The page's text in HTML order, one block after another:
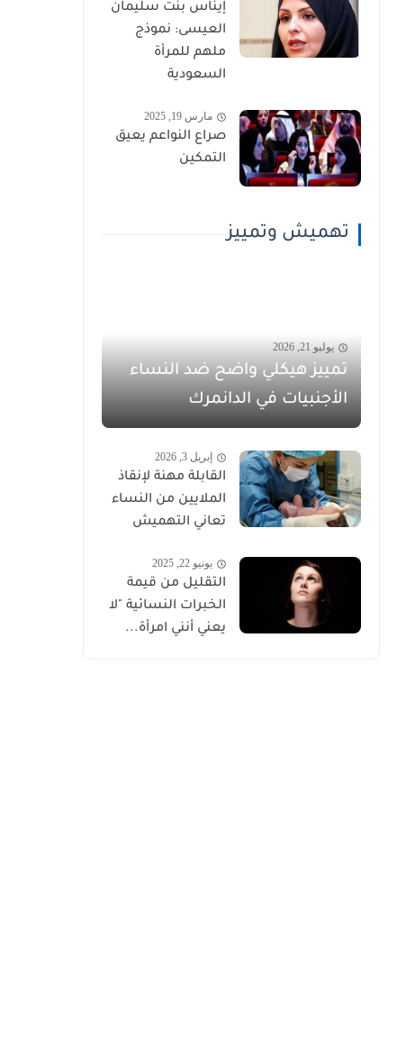
إيناس بنت سليمان
العيسى: نموذج
ملهم للمرأة
السعودية
مارس 19, 2025
صراع النواعم يعيق
التمكين
تهميش وتمييز
يوليو 21, 2026
تمييز هيكلي واضح ضد النساء
الأجنبيات في الدانمرك
إبريل 3, 2026
القابلة مهنة لإنقاذ
الملايين من النساء
تعاني التهميش
يونيو 22, 2025
التقليل من قيمة
الخبرات النسائية "لا
يعني أنني امرأة...